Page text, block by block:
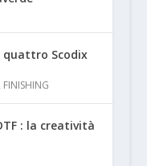
Scodix
FINISHING
: la creatività